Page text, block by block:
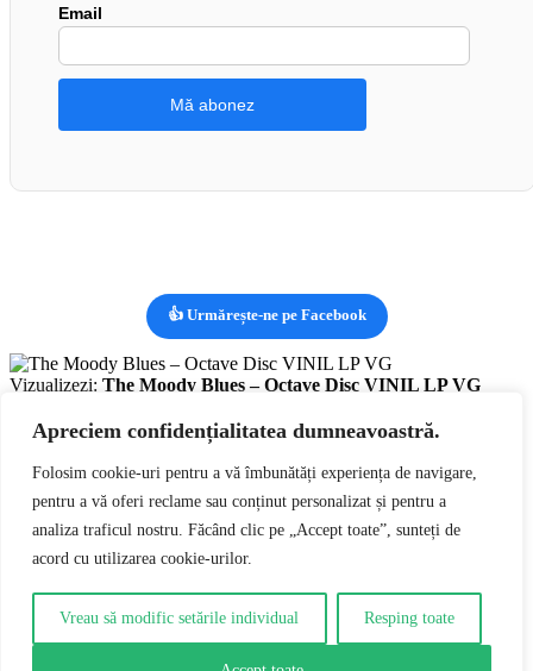
Apreciem confidențialitatea dumneavoastră.
Folosim cookie-uri pentru a vă îmbunătăți experiența de navigare,
pentru a vă oferi reclame sau conținut personalizat și pentru a
analiza traficul nostru. Făcând clic pe „Accept toate”, sunteți de
acord cu utilizarea cookie-urilor.
Vreau să modific setările individual Resping toate
Email
👍 Urmărește-ne pe Facebook
Vizualizezi: The Moody Blues – Octave Disc VINIL LP VG
lei57,00. RON
Adaugă în coș
Coșul tău
Coșul tău este golÎntoarce-te la cumpărături